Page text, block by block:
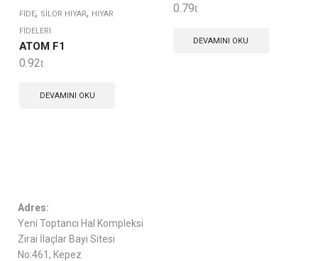
FIDE, SILOR HIYAR, HIYAR
FIDELERI
ATOM F1
0.92
DEVAMINI OKU
0.79
DEVAMINI OKU
Adres:
Yeni Toptancı Hal Kompleksi
Zirai İlaçlar Bayi Sitesi
No:461, Kepez